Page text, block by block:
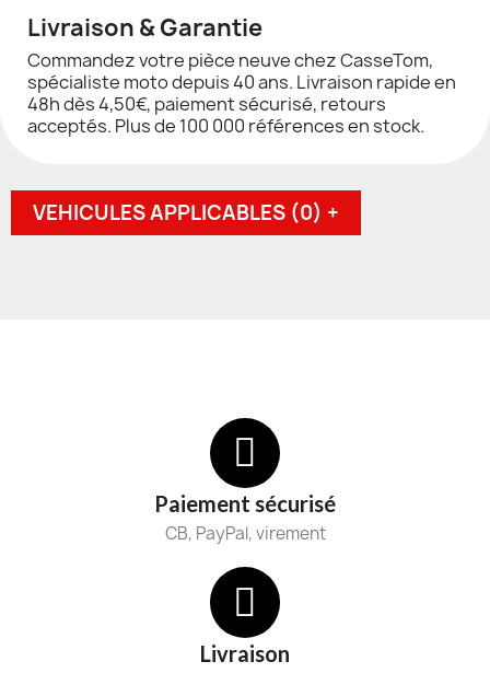
Livraison & Garantie
Commandez votre pièce neuve chez CasseTom,
spécialiste moto depuis 40 ans. Livraison rapide en
48h dès 4,50€, paiement sécurisé, retours
acceptés. Plus de 100 000 références en stock.
VEHICULES APPLICABLES (0) +
Paiement sécurisé
CB, PayPal, virement
Livraison